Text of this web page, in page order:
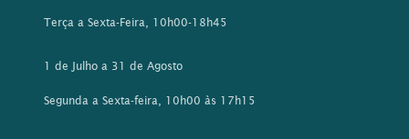
Terça a Sexta-Feira, 10h00-18h45
1 de Julho a 31 de Agosto
Segunda a Sexta-feira, 10h00 às 17h15